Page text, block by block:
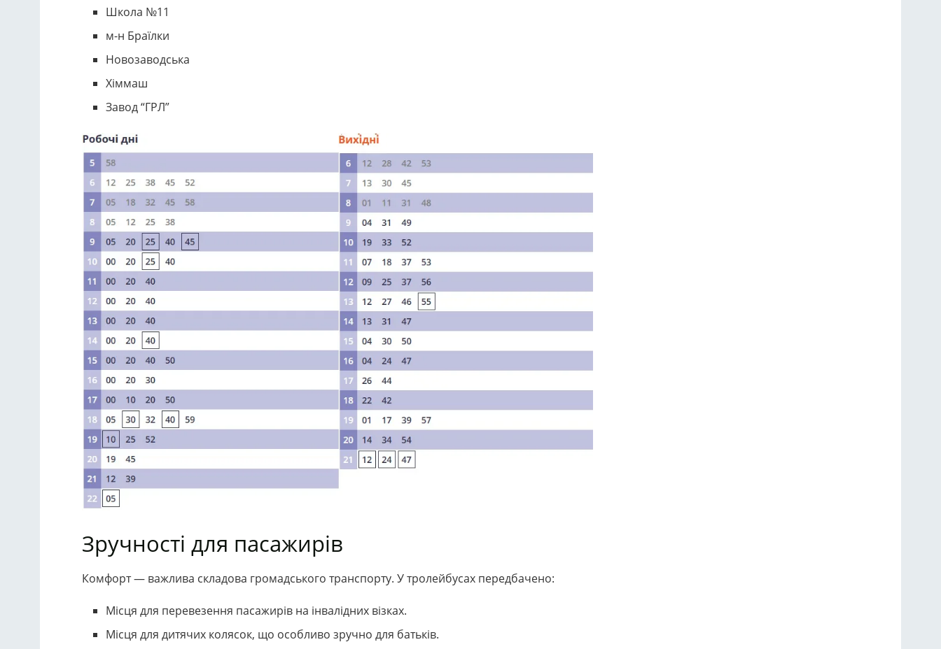
Школа №11
м-н Браїлки
Новозаводська
Хіммаш
Завод “ГРЛ”
Зручності для пасажирів
Комфорт — важлива складова громадського транспорту. У тролейбусах передбачено:
Місця для перевезення пасажирів на інвалідних візках.
Місця для дитячих колясок, що особливо зручно для батьків.